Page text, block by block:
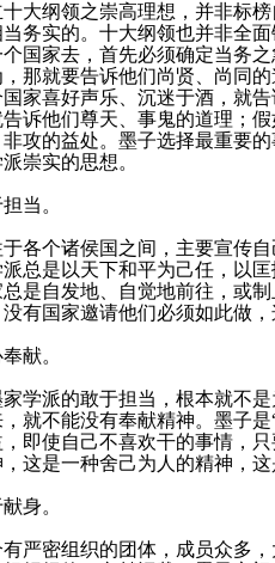
纲领之崇高理想，并非标榜
务实的。十大纲领也并非全
国家去，首先必须确定当务
那就要告诉他们尚贤、尚同
家喜好声乐、沉迷于酒，就
诉他们尊天、事鬼的道理；
攻的益处。墨子选择最重要
崇实的思想。
当。
个诸侯国之间，主要宣传自
总是以天下和平为己任，以
是自发地、自觉地前往，或
有国家邀请他们必须如此做
献。
派的敢于担当，根本就不是
就不能没有奉献精神。墨子
即使自己不喜欢干的事情，
这是一种舍己为人的精神，
身。
密组织的团体，成员众多，